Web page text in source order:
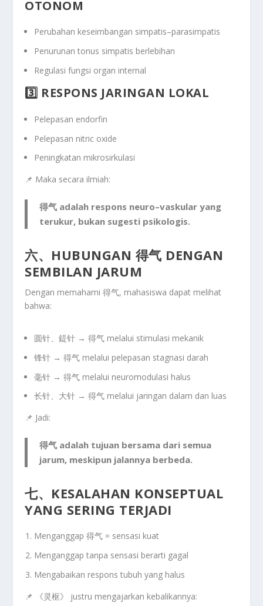
OTONOM
Perubahan keseimbangan simpatis–parasimpatis
Penurunan tonus simpatis berlebihan
Regulasi fungsi organ internal
3️⃣ RESPONS JARINGAN LOKAL
Pelepasan endorfin
Pelepasan nitric oxide
Peningkatan mikrosirkulasi
📌 Maka secara ilmiah:
得气 adalah respons neuro–vaskular yang
terukur, bukan sugesti psikologis.
六、HUBUNGAN 得气 DENGAN
SEMBILAN JARUM
Dengan memahami 得气, mahasiswa dapat melihat
bahwa:
圆针、鍉针 → 得气 melalui stimulasi mekanik
锋针 → 得气 melalui pelepasan stagnasi darah
毫针 → 得气 melalui neuromodulasi halus
长针、大针 → 得气 melalui jaringan dalam dan luas
📌 Jadi:
得气 adalah tujuan bersama dari semua
jarum, meskipun jalannya berbeda.
七、KESALAHAN KONSEPTUAL
YANG SERING TERJADI
Menganggap 得气 = sensasi kuat
Menganggap tanpa sensasi berarti gagal
Mengabaikan respons tubuh yang halus
📌
《灵枢》 justru mengajarkan kebalikannya: